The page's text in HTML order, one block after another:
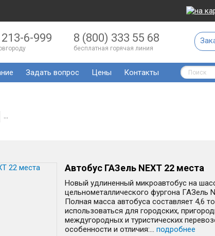
6-999 8 (800) 333 55 68
бесплатная горячая линия
Задать вопрос Цены Контакты
Автобус ГАЗель NEXT 22 места
Новый удлиненный микроавтобус на
цельнометаллического фургона ГАЗель
Полная масса автобуса составляет 4,6
использоваться для городских,
междугородных и туристических
особенности и отличия:... подробнее